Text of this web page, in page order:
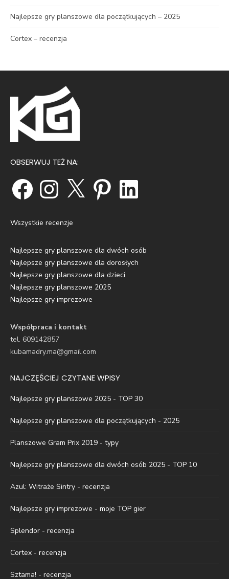
Najlepsze gry planszowe dla początkujących – 2025
Cortex – recenzja
OBSERWUJ TEŻ NA:
FacebookInstagram Pinterest LinkedIn
Wszystkie recenzje
Najlepsze gry planszowe dla dwóch osób
Najlepsze gry planszowe dla dorosłych
Najlepsze gry planszowe dla dzieci
Najlepsze gry planszowe 2025
Najlepsze gry imprezowe
Współpraca i kontakt
tel. 609142857
kubamadry.ma@gmail.com
NAJCZĘŚCIEJ CZYTANE WPISY
Najlepsze gry planszowe 2025 - TOP 30
Najlepsze gry planszowe dla początkujących - 2025
Planszowe Gram Prix 2019 - typy
Najlepsze gry planszowe dla dwóch osób 2025 - TOP 10
Azul: Witraże Sintry - recenzja
Najlepsze gry imprezowe - moje TOP gier
Splendor - recenzja
Cortex - recenzja
Sztama! - recenzja